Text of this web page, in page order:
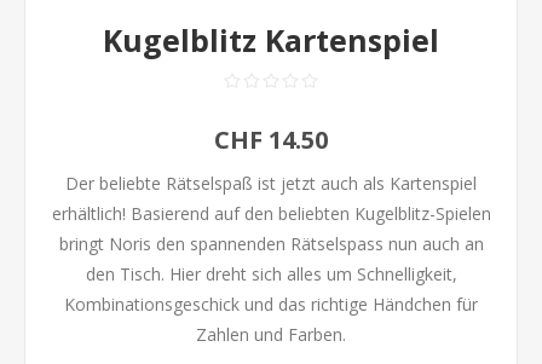
Kugelblitz Kartenspiel
CHF 14.50
Der beliebte Rätselspaß ist jetzt auch als Kartenspiel
erhältlich! Basierend auf den beliebten Kugelblitz-Spielen
bringt Noris den spannenden Rätselspass nun auch an
den Tisch. Hier dreht sich alles um Schnelligkeit,
Kombinationsgeschick und das richtige Händchen für
Zahlen und Farben.